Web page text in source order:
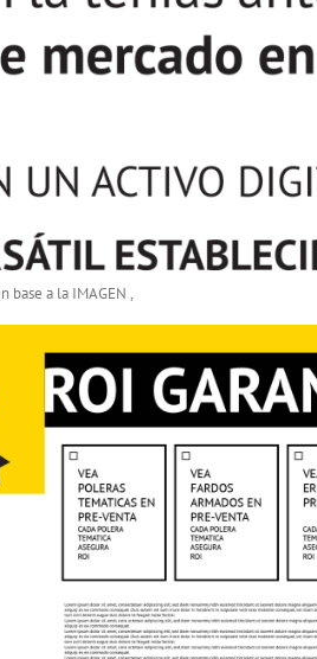
base a la IMAGEN ,